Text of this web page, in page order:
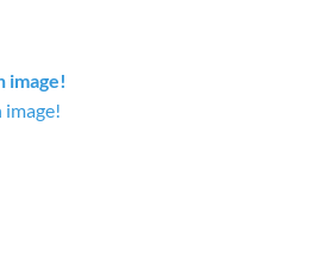
image!
image!